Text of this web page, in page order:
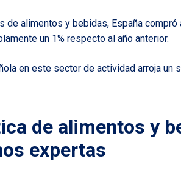
de alimentos y bebidas, España
un 1% respecto al año anterior.
en este sector de actividad arroja un
de alimentos y
expertas